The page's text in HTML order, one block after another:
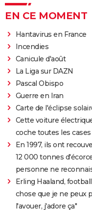
EN CE MOMENT
Hantavirus en France
Incendies
Canicule d'août
La Liga sur DAZN
Pascal Obispo
Guerre en Iran
Carte de l'éclipse
Cette voiture
coche toutes les
En 1997, ils ont
12 000 tonnes
personne ne
Erling Haaland,
chose que je ne peux
l'avouer, j'adore ça"